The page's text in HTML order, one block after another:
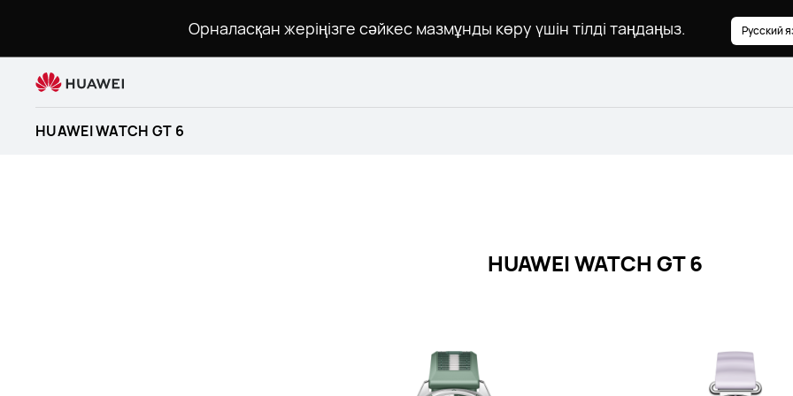
GT
сипаттамалары
Орналасқан жеріңізге сәйкес мазмұнды көру үшін тілді таңдаңыз. Русский
HUAWEI WATCH GT 6
HUAWEI WATCH GT 6